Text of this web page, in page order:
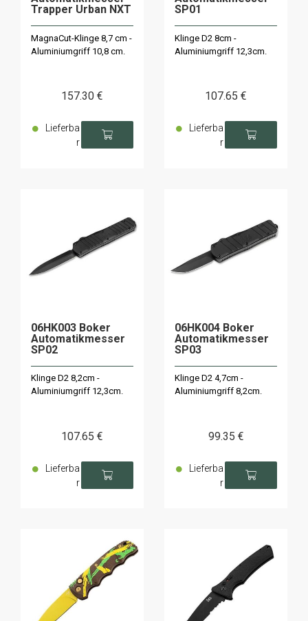
Trapper Urban NXT
MagnaCut-Klinge 8,7 cm -
Aluminiumgriff 10,8 cm.
157.30 €
Lieferba
r
SP01
Klinge D2 8cm -
Aluminiumgriff 12,3cm.
107.65 €
Lieferba
r
06HK003 Boker
Automatikmesser
SP02
Klinge D2 8,2cm -
Aluminiumgriff 12,3cm.
107.65 €
Lieferba
r
06HK004 Boker
Automatikmesser
SP03
Klinge D2 4,7cm -
Aluminiumgriff 8,2cm.
99.35 €
Lieferba
r